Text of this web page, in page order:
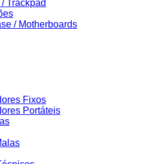
Trackpad
/ Motherboards
Fixos
Portáteis